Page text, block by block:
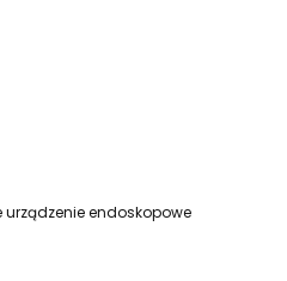
urządzenie endoskopowe